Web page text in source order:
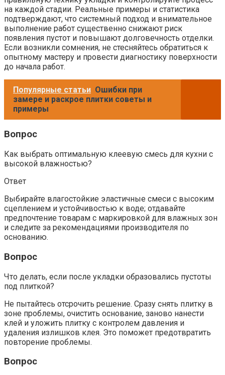
на каждой стадии. Реальные примеры и статистика
подтверждают, что системный подход и внимательное
выполнение работ существенно снижают риск
появления пустот и повышают долговечность отделки.
Если возникли сомнения, не стесняйтесь обратиться к
опытному мастеру и провести диагностику поверхности
до начала работ.
Популярные статьи Ошибки при
замере и раскрое плитки советы и
примеры
Вопрос
Как выбрать оптимальную клеевую смесь для кухни с
высокой влажностью?
Ответ
Выбирайте влагостойкие эластичные смеси с высоким
сцеплением и устойчивостью к воде; отдавайте
предпочтение товарам с маркировкой для влажных зон
и следите за рекомендациями производителя по
основанию.
Вопрос
Что делать, если после укладки образовались пустоты
под плиткой?
Не пытайтесь отсрочить решение. Сразу снять плитку в
зоне проблемы, очистить основание, заново нанести
клей и уложить плитку с контролем давления и
удаления излишков клея. Это поможет предотвратить
повторение проблемы.
Вопрос